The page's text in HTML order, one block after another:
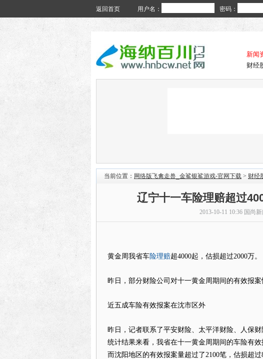
返回首页 用户名： 密码：
新闻
财经
当前位置： 网络版飞禽走兽_金鲨银鲨游戏-官网下载 > 财经
辽宁十一车险理赔超过
2013-10-11 10:36 国尚新
黄金周我省车险理赔超4000起，估损超过2000万。
昨日，部分财险公司对十一黄金周期间的有效报案
近五成车险有效报案在沈市区外
昨日，记者联系了平安财险、太平洋财险、人保
统计结果来看，我省在十一黄金周期间的车险有效
而沈阳地区的有效报案量超过了2100笔，估损超过